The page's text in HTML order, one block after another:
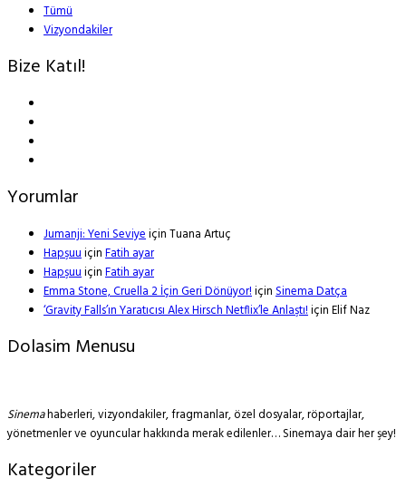
Tümü
Vizyondakiler
Bize Katıl!
Yorumlar
Jumanji: Yeni SeviyeiçinTuana Artuç
HapşuuiçinFatih ayar
HapşuuiçinFatih ayar
Emma Stone, Cruella 2 İçin Geri Dönüyor!içinSinema Datça
‘Gravity Falls’ın Yaratıcısı Alex Hirsch Netflix’le Anlaştı!içinElif Naz
Dolasim Menusu
Sinemahaberleri, vizyondakiler, fragmanlar, özel dosyalar, röportajlar,
yönetmenler ve oyuncular hakkında merak edilenler… Sinemaya dair her şey!
Kategoriler